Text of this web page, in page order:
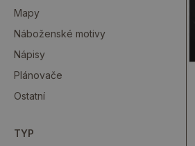
Mapy
Náboženské motivy
Nápisy
Plánovače
Ostatní
TYP